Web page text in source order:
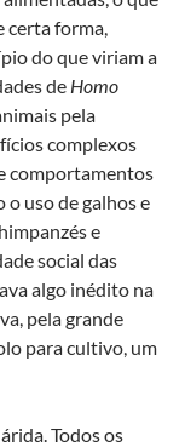
certa forma,
do que viriam a
de Homo
pela
complexos
comportamentos
uso de galhos e
e
social das
algo inédito na
pela grande
para cultivo, um
Todos os